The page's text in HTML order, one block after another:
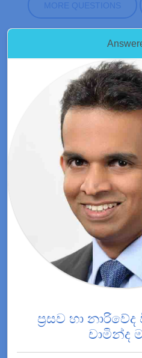
MORE QUESTIONS
ප්‍රසව හා
චාමින්ද